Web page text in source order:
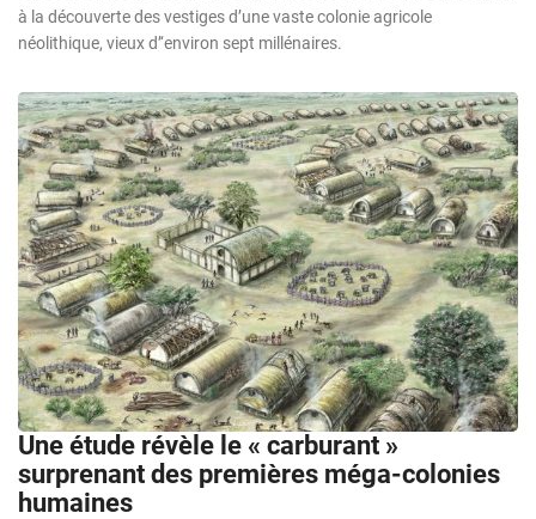
à la découverte des vestiges d’une vaste colonie agricole
néolithique, vieux d’‘environ sept millénaires.
Une étude révèle le « carburant »
surprenant des premières méga-colonies
humaines